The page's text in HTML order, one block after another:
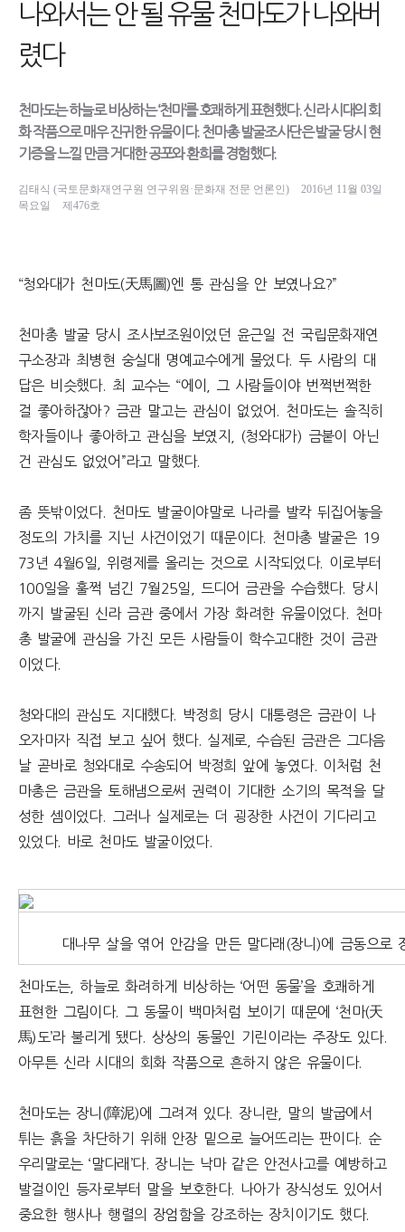
나와서는 안 될 유물 천마도가 나와버
렸다
천마도는 하늘로 비상하는 ‘천마’를 호쾌하게 표현했다. 신라 시대의 회
화 작품으로 매우 진귀한 유물이다. 천마총 발굴조사단은 발굴 당시 현
기증을 느낄 만큼 거대한 공포와 환희를 경험했다.
김태식 (국토문화재연구원 연구위원·문화재 전문 언론인)
2016년 11월 03일
목요일
제476호
“청와대가 천마도(天馬圖)엔 통 관심을 안 보였나요?”
천마총 발굴 당시 조사보조원이었던 윤근일 전 국립문화재연
구소장과 최병현 숭실대 명예교수에게 물었다. 두 사람의 대
답은 비슷했다. 최 교수는 “에이, 그 사람들이야 번쩍번쩍한
걸 좋아하잖아? 금관 말고는 관심이 없었어. 천마도는 솔직히
학자들이나 좋아하고 관심을 보였지, (청와대가) 금붙이 아닌
건 관심도 없었어”라고 말했다.
좀 뜻밖이었다. 천마도 발굴이야말로 나라를 발칵 뒤집어놓을
정도의 가치를 지닌 사건이었기 때문이다. 천마총 발굴은 19
73년 4월6일, 위령제를 올리는 것으로 시작되었다. 이로부터
100일을 훌쩍 넘긴 7월25일, 드디어 금관을 수습했다. 당시
까지 발굴된 신라 금관 중에서 가장 화려한 유물이었다. 천마
총 발굴에 관심을 가진 모든 사람들이 학수고대한 것이 금관
이었다.
청와대의 관심도 지대했다. 박정희 당시 대통령은 금관이 나
오자마자 직접 보고 싶어 했다. 실제로, 수습된 금관은 그다음
날 곧바로 청와대로 수송되어 박정희 앞에 놓였다. 이처럼 천
마총은 금관을 토해냄으로써 권력이 기대한 소기의 목적을 달
성한 셈이었다. 그러나 실제로는 더 굉장한 사건이 기다리고
있었다. 바로 천마도 발굴이었다.
대나무 살을 엮어 안감을 만든 말다래(장니)에 금동으로
천마도는, 하늘로 화려하게 비상하는 ‘어떤 동물’을 호쾌하게
표현한 그림이다. 그 동물이 백마처럼 보이기 때문에 ‘천마(天
馬)도’라 불리게 됐다. 상상의 동물인 기린이라는 주장도 있다.
아무튼 신라 시대의 회화 작품으로 흔하지 않은 유물이다.
천마도는 장니(障泥)에 그려져 있다. 장니란, 말의 발굽에서
튀는 흙을 차단하기 위해 안장 밑으로 늘어뜨리는 판이다. 순
우리말로는 ‘말다래’다. 장니는 낙마 같은 안전사고를 예방하고
발걸이인 등자로부터 말을 보호한다. 나아가 장식성도 있어서
중요한 행사나 행렬의 장엄함을 강조하는 장치이기도 했다.